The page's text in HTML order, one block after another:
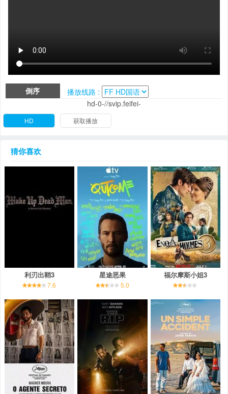
倒序
播放线路 :
hd-0-//svip.feifei-
HD 获取播放
猜你喜欢
利刃出鞘3
7.6
星途恶果
5.0
福尔摩斯小姐3